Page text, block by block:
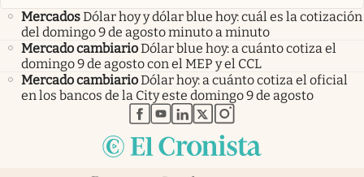
MercadosDólar hoy y dólar blue hoy: cuál es la cotización
del domingo 9 de agosto minuto a minuto
Mercado cambiarioDólar blue hoy: a cuánto cotiza el
domingo 9 de agosto con el MEP y el CCL
Mercado cambiarioDólar hoy: a cuánto cotiza el oficial
en los bancos de la City este domingo 9 de agosto
abre en nueva pestaña
abre en nueva pestaña
abre en nueva pestaña
abre en nueva pestaña
abre en nueva pestaña